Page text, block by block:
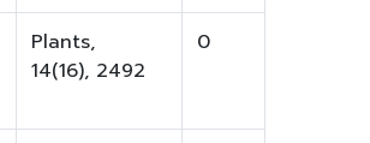
Plants,
14(16), 2492
0